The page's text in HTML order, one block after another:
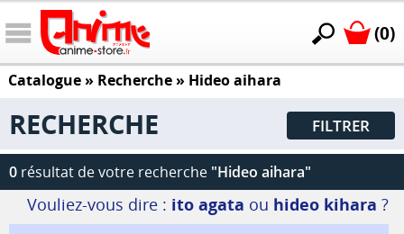
(0)
Catalogue» Recherche » Hideo aihara
RECHERCHE FILTRER
0 résultat de votre recherche "Hideo aihara"
Vouliez-vous dire : ito agata ou hideo kihara ?